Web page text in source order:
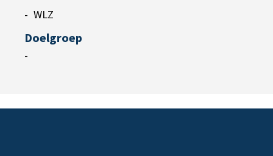
WLZ
Doelgroep
-